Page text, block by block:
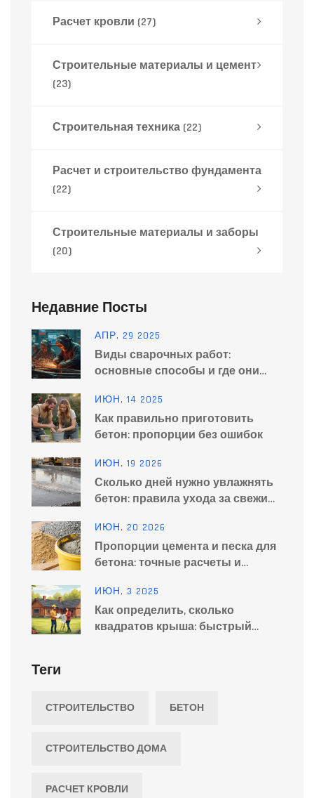
Расчет кровли (27)
Строительные материалы и цемент
(23)
Строительная техника (22)
Расчет и строительство фундамента
(22)
Строительные материалы и заборы
(20)
Недавние Посты
АПР, 29 2025
Виды сварочных работ:
основные способы и где они
ИЮН, 14 2025
Как правильно приготовить
бетон: пропорции без ошибок
ИЮН, 19 2026
Сколько дней нужно увлажнять
бетон: правила ухода за свежим
ИЮН, 20 2026
Пропорции цемента и песка для
бетона: точные расчеты и
ИЮН, 3 2025
Как определить, сколько
квадратов крыша: быстрый
Теги
СТРОИТЕЛЬСТВО БЕТОН
СТРОИТЕЛЬСТВО ДОМА
РАСЧЕТ КРОВЛИ